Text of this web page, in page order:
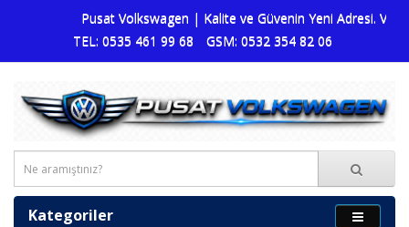
Pusat Volkswagen | Kalite ve Güvenin Yeni Adresi.
TEL: 0535 461 99 68
GSM: 0532 354 82 06
Kategoriler